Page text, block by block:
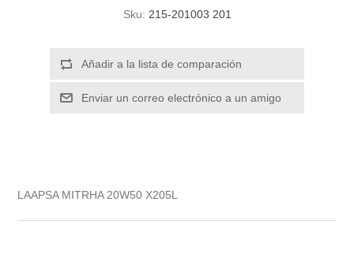
Sku: 215-201003 201
LAAPSA MITRHA 20W50 X205L